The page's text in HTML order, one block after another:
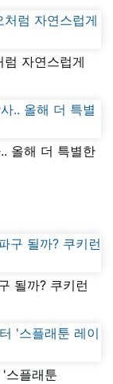
럼 자연스럽게
올해 더 특별한
될까? 쿠키런
스플래툰